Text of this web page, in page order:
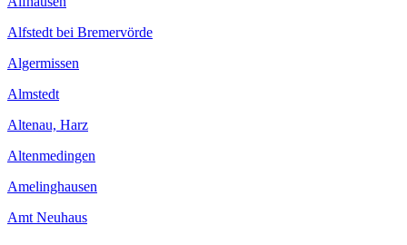
Alfstedt bei Bremervörde
Algermissen
Almstedt
Altenau, Harz
Altenmedingen
Amelinghausen
Amt Neuhaus